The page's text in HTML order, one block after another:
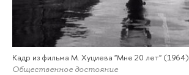
Кадр из фильма М. Хуциева "Мне 20 лет" (1964)
Общественное достояние